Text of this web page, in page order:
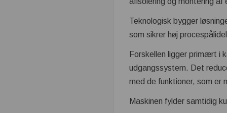
Teknologisk bygger
som sikrer høj
Forskellen ligger primært i
udgangssystem. Det
med de funktioner, som er
Maskinen fylder samtidig